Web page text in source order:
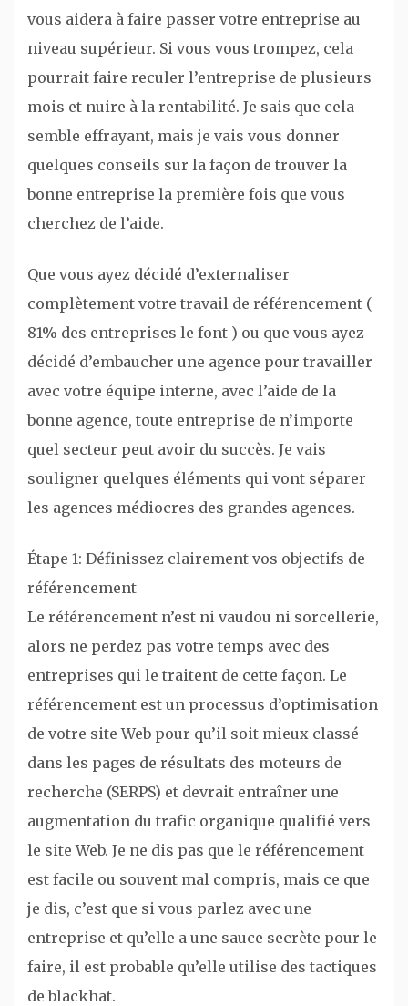
vous aidera à faire passer votre entreprise au
niveau supérieur. Si vous vous trompez, cela
pourrait faire reculer l’entreprise de plusieurs
mois et nuire à la rentabilité. Je sais que cela
semble effrayant, mais je vais vous donner
quelques conseils sur la façon de trouver la
bonne entreprise la première fois que vous
cherchez de l’aide.
Que vous ayez décidé d’externaliser
complètement votre travail de référencement (
81% des entreprises le font ) ou que vous ayez
décidé d’embaucher une agence pour travailler
avec votre équipe interne, avec l’aide de la
bonne agence, toute entreprise de n’importe
quel secteur peut avoir du succès. Je vais
souligner quelques éléments qui vont séparer
les agences médiocres des grandes agences.
Étape 1: Définissez clairement vos objectifs de
référencement
Le référencement n’est ni vaudou ni sorcellerie,
alors ne perdez pas votre temps avec des
entreprises qui le traitent de cette façon. Le
référencement est un processus d’optimisation
de votre site Web pour qu’il soit mieux classé
dans les pages de résultats des moteurs de
recherche (SERPS) et devrait entraîner une
augmentation du trafic organique qualifié vers
le site Web. Je ne dis pas que le référencement
est facile ou souvent mal compris, mais ce que
je dis, c’est que si vous parlez avec une
entreprise et qu’elle a une sauce secrète pour le
faire, il est probable qu’elle utilise des tactiques
de blackhat.